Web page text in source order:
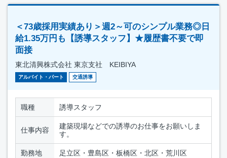
＜73歳採用実績あり＞週2～可のシンプル業務◎日
給1.35万円も【誘導スタッフ】★履歴書不要で即
面接
東北清興株式会社 東京支社 KEIBIYA
アルバイト・パート 交通誘導
職種 誘導スタッフ
仕事内容
建築現場などでの誘導のお仕事をお願いしま
す。
勤務地 足立区・豊島区・板橋区・北区・荒川区